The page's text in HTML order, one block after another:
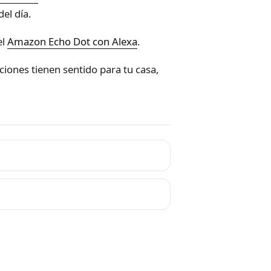
día.
Amazon Echo Dot con Alexa.
tienen sentido para tu casa,